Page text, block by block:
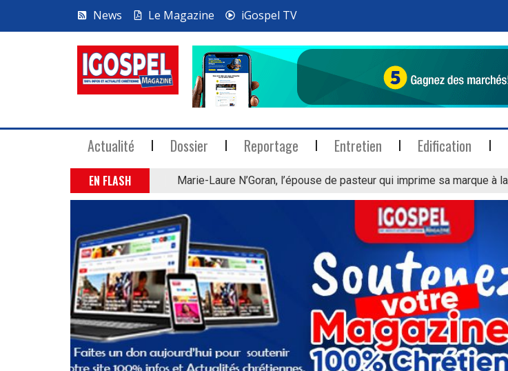
News Le Magazine iGospel TV
Actualité Dossier Reportage Entretien Edification
EN FLASH Marie-Laure N’Goran, l’épouse de pasteur qui imprime sa marque à